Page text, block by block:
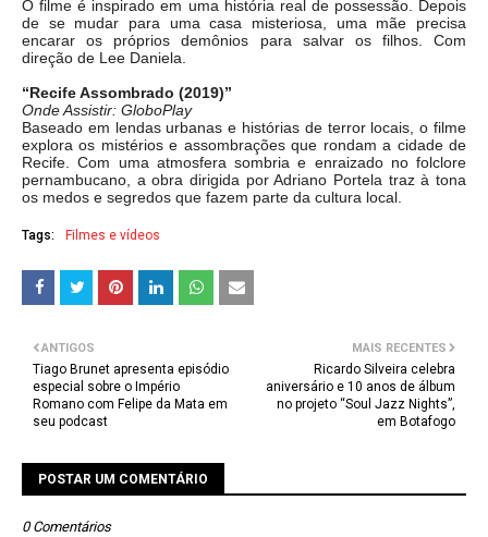
O filme é inspirado em uma história real de possessão. Depois
de se mudar para uma casa misteriosa, uma mãe precisa
encarar os próprios demônios para salvar os filhos. Com
direção de Lee Daniela.
“Recife Assombrado (2019)”
Onde Assistir: GloboPlay
Baseado em lendas urbanas e histórias de terror locais, o filme
explora os mistérios e assombrações que rondam a cidade de
Recife. Com uma atmosfera sombria e enraizado no folclore
pernambucano, a obra dirigida por Adriano Portela traz à tona
os medos e segredos que fazem parte da cultura local.
Tags: Filmes e vídeos
MAIS RECENTES
Ricardo Silveira celebra
aniversário e 10 anos de álbum
no projeto “Soul Jazz Nights”,
em Botafogo
ANTIGOS
Tiago Brunet apresenta episódio
especial sobre o Império
Romano com Felipe da Mata em
seu podcast
POSTAR UM COMENTÁRIO
0 Comentários